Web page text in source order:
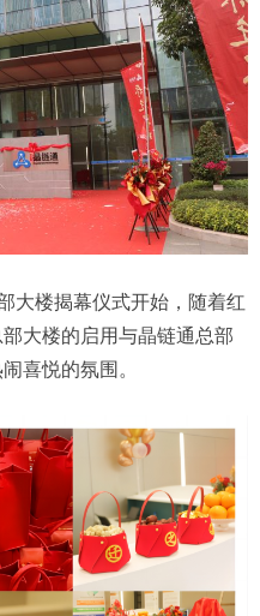
楼揭幕仪式开始，随着红
大楼的启用与晶链通总部
喜悦的氛围。